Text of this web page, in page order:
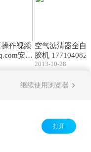
作视频
安平
785050
空气滤清器全自
胶机
平县三联过滤器
2013-10-28
继续使用浏览器
打开